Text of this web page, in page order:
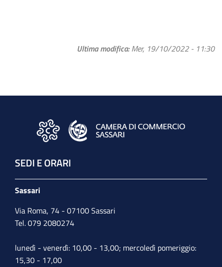
Ultima modifica Mer, 19/10/2022 - 11:30
SEDI E ORARI
Sassari
Via Roma, 74 - 07100 Sassari
Tel. 079 2080274
lunedì - venerdì: 10,00 - 13,00; mercoledì pomeriggio:
15,30 - 17,00